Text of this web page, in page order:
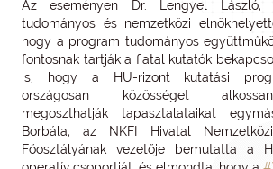
Az eseményen Dr. Lengyel László,
tudományos és nemzetközi
hogy a program tudományos
fontosnak tartják a fiatal kutatók
is, hogy a HU-rizont kutatási
országosan közösséget
megoszthatják tapasztalataikat
Borbála, az NKFI Hivatal
Főosztályának vezetője bemutatta a